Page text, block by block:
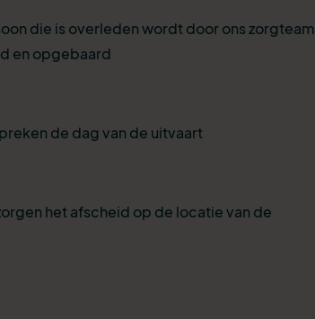
die is overleden wordt door ons zorgteam
en opgebaard
de dag van de uitvaart
het afscheid op de locatie van de